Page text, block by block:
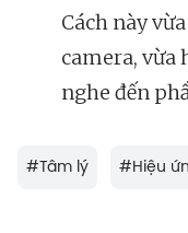
Cách này
camera, vừa
nghe đến
#Tâm lý #Hiệu